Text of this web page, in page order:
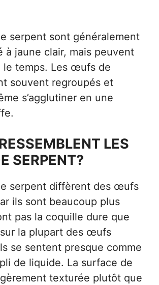
serpent sont généralement
à jaune clair, mais peuvent
le temps. Les œufs de
souvent regroupés et
s’agglutiner en une
LES
SERPENT?
serpent diffèrent des œufs
ils sont beaucoup plus
pas la coquille dure que
sur la plupart des œufs
se sentent presque comme
de liquide. La surface de
texturée plutôt que